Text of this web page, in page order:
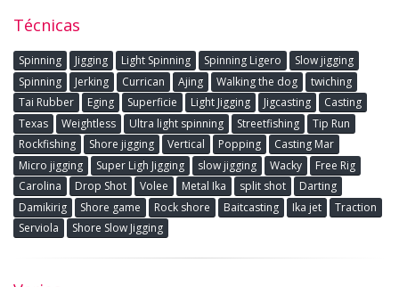
Técnicas
Spinning Jigging Light Spinning Spinning Ligero
Slow jigging
Spinning
Jerking Currican Ajing Walking the dog
twiching
Tai Rubber
Eging Superficie Light Jigging Jigcasting
Casting
Texas
Weightless Ultra light spinning Streetfishing
Tip Run
Rockfishing
Shore jigging Vertical Popping
Casting Mar
Micro jigging
Super Ligh Jigging slow jigging Wacky
Free Rig
Carolina
Drop Shot Volee Metal Ika split shot
Darting
Damikirig
Shore game Rock shore Baitcasting Ika jet
Traction
Serviola
Shore Slow Jigging